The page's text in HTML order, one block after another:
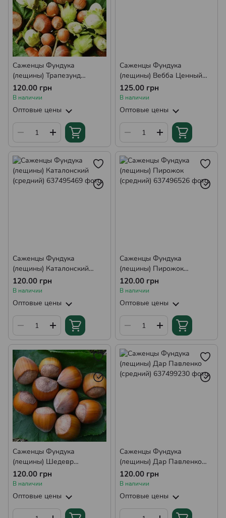
Саженцы Фундука
(лещины) Трапезунд
(средний)
120.00 грн
В наличии
Оптовые цены
Саженцы Фундука
(лещины) Вебба Ценный
(средний)
125.00 грн
В наличии
Оптовые цены
Саженцы Фундука
(лещины) Каталонский
(средний)
120.00 грн
В наличии
Оптовые цены
Саженцы Фундука
(лещины) Пирожок
(средний)
120.00 грн
В наличии
Оптовые цены
Саженцы Фундука
(лещины) Шедевр
(средний)
120.00 грн
В наличии
Оптовые цены
Саженцы Фундука
(лещины) Дар Павленко
(средний)
120.00 грн
В наличии
Оптовые цены